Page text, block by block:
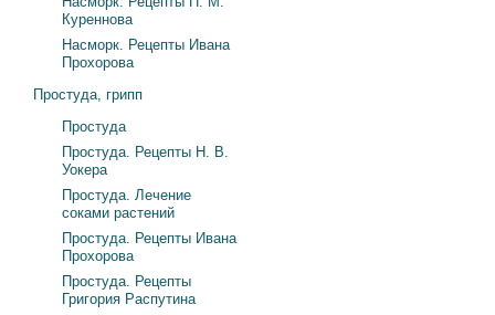
Куреннова
Насморк. Рецепты Ивана
Прохорова
Простуда, грипп
Простуда
Простуда. Рецепты Н. В.
Уокера
Простуда. Лечение
соками растений
Простуда. Рецепты Ивана
Прохорова
Простуда. Рецепты
Григория Распутина